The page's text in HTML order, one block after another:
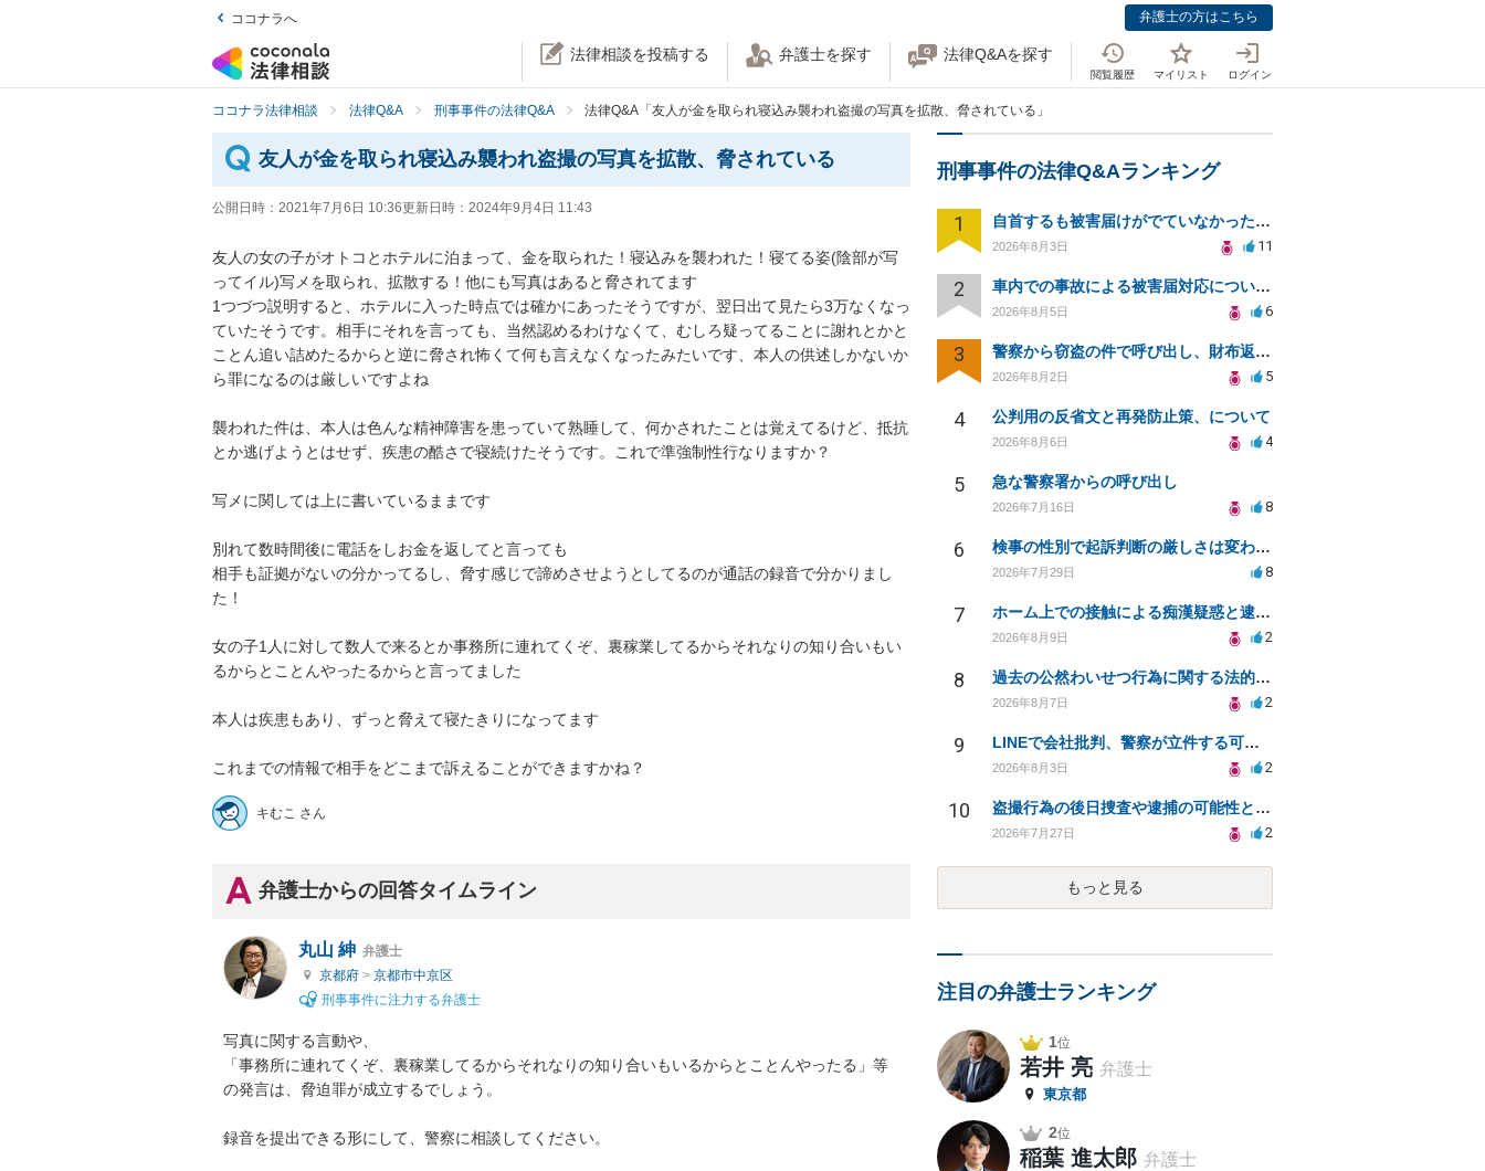
ココナラへ 弁護士の方はこちら
法律相談を投稿する 弁護士を探す 法律Q&Aを探す
閲覧履歴 マイリスト ログイン
ココナラ法律相談 法律Q&A 刑事事件の法律Q&A 法律Q&A「友人が金を取られ寝込み襲われ盗撮の写真を拡散、脅されている」
友人が金を取られ寝込み襲われ盗撮の写真を拡散、脅されている
公開日時： 2021年7月6日 10:36更新日時： 2024年9月4日 11:43
友人の女の子がオトコとホテルに泊まって、金を取られた！寝込みを襲われた！寝てる姿(陰部が写
ってイル)写メを取られ、拡散する！他にも写真はあると脅されてます
1つづつ説明すると、ホテルに入った時点では確かにあったそうですが、翌日出て見たら3万なくなっ
ていたそうです。相手にそれを言っても、当然認めるわけなくて、むしろ疑ってることに謝れとかと
ことん追い詰めたるからと逆に脅され怖くて何も言えなくなったみたいです、本人の供述しかないか
ら罪になるのは厳しいですよね
襲われた件は、本人は色んな精神障害を患っていて熟睡して、何かされたことは覚えてるけど、抵抗
とか逃げようとはせず、疾患の酷さで寝続けたそうです。これで準強制性行なりますか？
写メに関しては上に書いているままです
別れて数時間後に電話をしお金を返してと言っても
相手も証拠がないの分かってるし、脅す感じで諦めさせようとしてるのが通話の録音で分かりまし
た！
女の子1人に対して数人で来るとか事務所に連れてくぞ、裏稼業してるからそれなりの知り合いもい
るからとことんやったるからと言ってました
本人は疾患もあり、ずっと脅えて寝たきりになってます
これまでの情報で相手をどこまで訴えることができますかね？
キむこ さん
弁護士からの回答タイムライン
丸山 紳 弁護士
京都府 > 京都市中京区
刑事事件に注力する弁護士
写真に関する言動や、
「事務所に連れてくぞ、裏稼業してるからそれなりの知り合いもいるからとことんやったる」等
の発言は、脅迫罪が成立するでしょう。
録音を提出できる形にして、警察に相談してください。
刑事事件の法律Q&Aランキング
1 自首するも被害届けがでていなかった場合
2026年8月3日 11
2 車内での事故による被害届対応についての相談
2026年8月5日 6
3 警察から窃盗の件で呼び出し、財布返却で自首すべきか？
2026年8月2日 5
4 公判用の反省文と再発防止策、について
2026年8月6日 4
5 急な警察署からの呼び出し
2026年7月16日 8
6 検事の性別で起訴判断の厳しさは変わるのか知りたい
2026年7月29日 8
7 ホーム上での接触による痴漢疑惑と逮捕の可能性について
2026年8月9日 2
8 過去の公然わいせつ行為に関する法的リスクについて。
2026年8月7日 2
9 LINEで会社批判、警察が立件する可能性は？
2026年8月3日 2
10 盗撮行為の後日捜査や逮捕の可能性と初動対応について
2026年7月27日 2
もっと見る
注目の弁護士ランキング
1位
若井 亮 弁護士
東京都
2位
稲葉 進太郎 弁護士